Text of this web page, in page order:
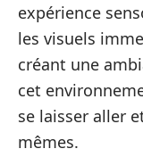
expérience
les visuels
créant une
cet
se laisser aller
mêmes.